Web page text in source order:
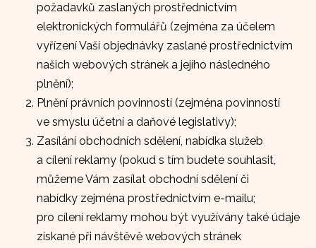
požadavků zaslaných prostřednictvím
elektronických formulářů (zejména za účelem
vyřízení Vaší objednávky zaslané prostřednictvím
našich webových stránek a jejího následného
plnění);
Plnění právních povinností (zejména povinností
ve smyslu účetní a daňové legislativy);
Zasílání obchodních sdělení, nabídka služeb
a cílení reklamy (pokud s tím budete souhlasit,
můžeme Vám zasílat obchodní sdělení či
nabídky zejména prostřednictvím e-mailu;
pro cílení reklamy mohou být využívány také údaje
získané při návštěvě webových stránek